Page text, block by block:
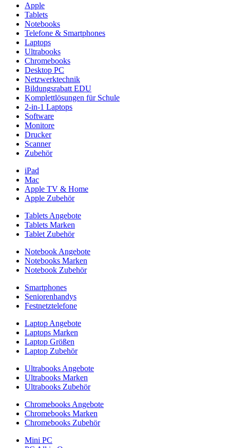
Apple
Tablets
Notebooks
Telefone & Smartphones
Laptops
Ultrabooks
Chromebooks
Desktop PC
Netzwerktechnik
Bildungsrabatt EDU
Komplettlösungen für Schule
2-in-1 Laptops
Software
Monitore
Drucker
Scanner
Zubehör
iPad
Mac
Apple TV & Home
Apple Zubehör
Tablets Angebote
Tablets Marken
Tablet Zubehör
Notebook Angebote
Notebooks Marken
Notebook Zubehör
Smartphones
Seniorenhandys
Festnetztelefone
Laptop Angebote
Laptops Marken
Laptop Größen
Laptop Zubehör
Ultrabooks Angebote
Ultrabooks Marken
Ultrabooks Zubehör
Chromebooks Angebote
Chromebooks Marken
Chromebooks Zubehör
Mini PC